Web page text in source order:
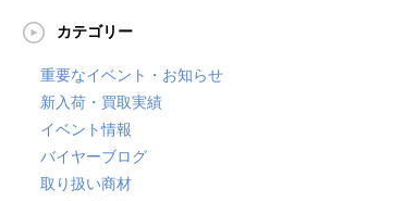
カテゴリー
重要なイベント・お知らせ
新入荷・買取実績
イベント情報
バイヤーブログ
取り扱い商材